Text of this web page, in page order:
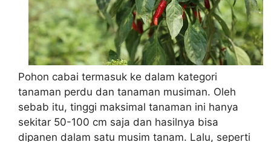
Pohon cabai termasuk ke dalam kategori
tanaman perdu dan tanaman musiman. Oleh
sebab itu, tinggi maksimal tanaman ini hanya
sekitar 50-100 cm saja dan hasilnya bisa
dipanen dalam satu musim tanam. Lalu, seperti